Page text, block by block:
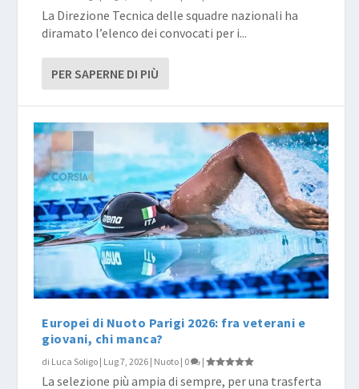
La Direzione Tecnica delle squadre nazionali ha
diramato l’elenco dei convocati per i...
PER SAPERNE DI PIÙ
Europei di Nuoto Parigi 2026: fra veterani e
giovani, chi manca?
di Luca Soligo | Lug 7, 2026 | Nuoto | 0 |
La selezione più ampia di sempre, per una trasferta